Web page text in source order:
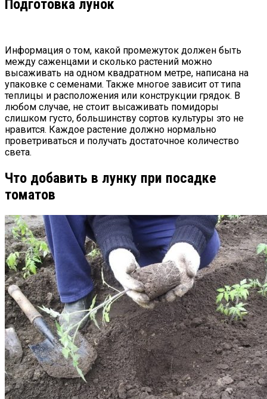
Подготовка лунок
Информация о том, какой промежуток должен быть
между саженцами и сколько растений можно
высаживать на одном квадратном метре, написана на
упаковке с семенами. Также многое зависит от типа
теплицы и расположения или конструкции грядок. В
любом случае, не стоит высаживать помидоры
слишком густо, большинству сортов культуры это не
нравится. Каждое растение должно нормально
проветриваться и получать достаточное количество
света.
Что добавить в лунку при посадке
томатов